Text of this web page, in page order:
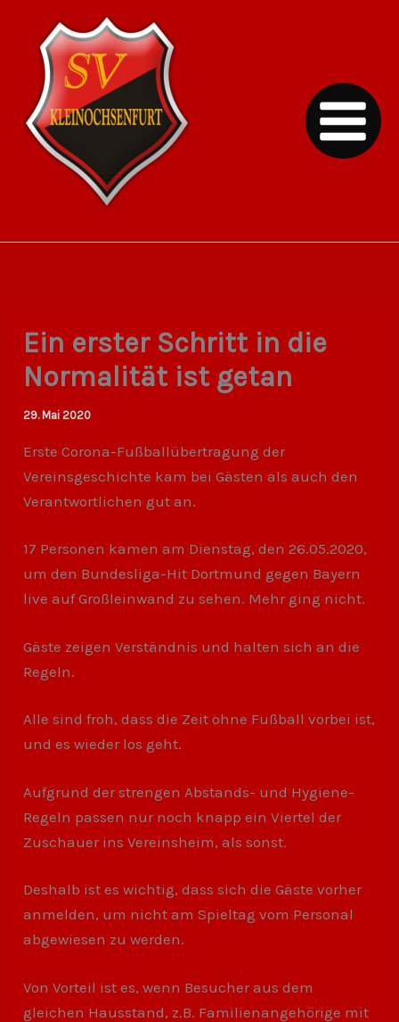
Inhalt
springen
Ein erster Schritt in die
Normalität ist getan
29. Mai 2020
Erste Corona-Fußballübertragung der
Vereinsgeschichte kam bei Gästen als auch den
Verantwortlichen gut an.
17 Personen kamen am Dienstag, den 26.05.2020,
um den Bundesliga-Hit Dortmund gegen Bayern
live auf Großleinwand zu sehen. Mehr ging nicht.
Gäste zeigen Verständnis und halten sich an die
Regeln.
Alle sind froh, dass die Zeit ohne Fußball vorbei ist,
und es wieder los geht.
Aufgrund der strengen Abstands- und Hygiene-
Regeln passen nur noch knapp ein Viertel der
Zuschauer ins Vereinsheim, als sonst.
Deshalb ist es wichtig, dass sich die Gäste vorher
anmelden, um nicht am Spieltag vom Personal
abgewiesen zu werden.
Von Vorteil ist es, wenn Besucher aus dem
gleichen Hausstand, z.B. Familienangehörige mit